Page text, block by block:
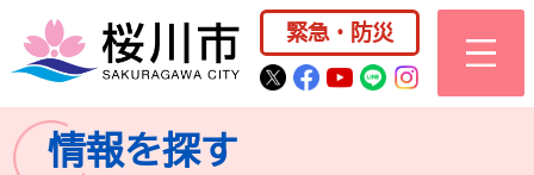
桜川市公式ホー
緊急・防災
桜川市公式Twitter
桜川市公式
桜川市公式
桜川市公式
情報を探す